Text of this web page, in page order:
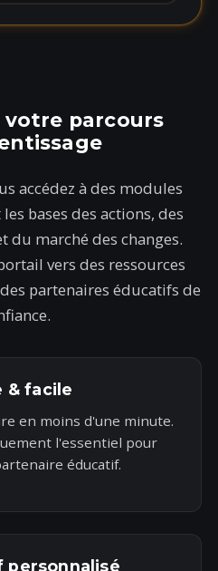
votre parcours
accédez à des modules
bases des actions, des
du marché des changes.
vers des ressources
partenaires éducatifs de
& facile
en moins d'une minute.
l'essentiel pour
éducatif.
personnalisé